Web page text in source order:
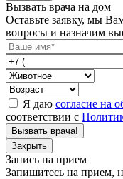
Вызвать врача на дом
Оставьте заявку, мы
вопросы и назначим
Я даю согласие на
соответствии с
Вызвать врача!
Закрыть
Запись на прием
Запишитесь на прием,